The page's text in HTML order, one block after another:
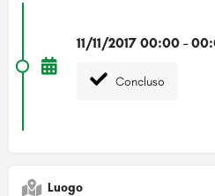
11/11/2017 00:00 -
Concluso
Luogo